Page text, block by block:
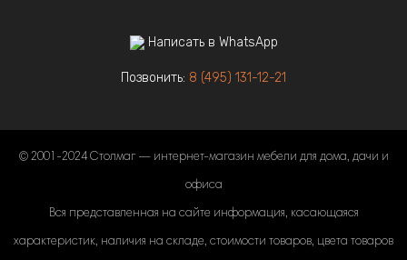
Написать в WhatsApp
Позвонить: 8 (495) 131-12-21
© 2001-2024 Столмаг — интернет-магазин мебели для дома, дачи и
офиса
Вся представленная на сайте информация, касающаяся
характеристик, наличия на складе, стоимости товаров, цвета товаров